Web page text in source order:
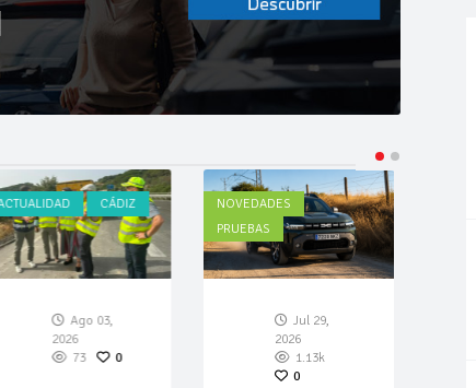
ACTUALIDAD CÁDIZ
Ago 03,
2026
73
0
NOVEDADES
PRUEBAS
Jul 29,
2026
1.13k
0